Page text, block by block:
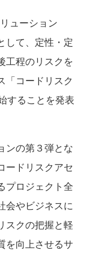
ューション
して、定性・定
工程のリスクを
「コードリスク
することを発表
ンの第３弾とな
ードリスクアセ
プロジェクト全
会やビジネスに
スクの把握と軽
を向上させるサ